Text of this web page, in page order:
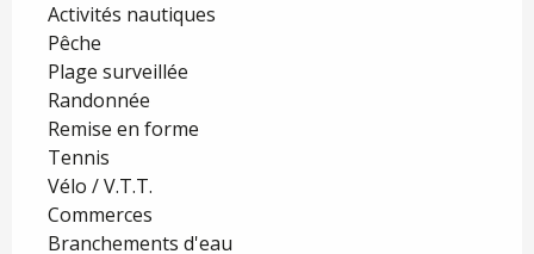
Activités nautiques
Pêche
Plage surveillée
Randonnée
Remise en forme
Tennis
Vélo / V.T.T.
Commerces
Branchements d'eau